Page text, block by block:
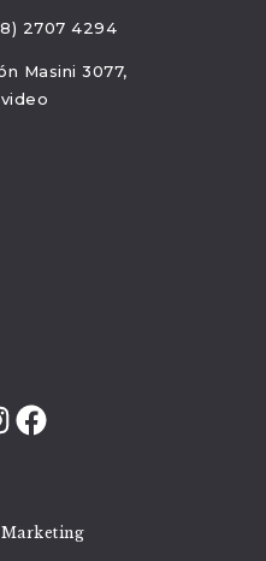
2707 4294
Masini 3077,
Facebook
Marketing